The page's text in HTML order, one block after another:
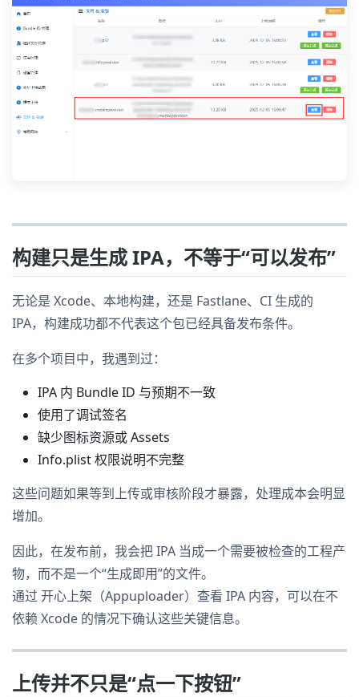
构建只是生成 IPA，不等于“可以发布”
无论是 Xcode、本地构建，还是 Fastlane、CI 生成的
IPA，构建成功都不代表这个包已经具备发布条件。
在多个项目中，我遇到过：
IPA 内 Bundle ID 与预期不一致
使用了调试签名
缺少图标资源或 Assets
Info.plist 权限说明不完整
这些问题如果等到上传或审核阶段才暴露，处理成本会明显
增加。
因此，在发布前，我会把 IPA 当成一个需要被检查的工程产
物，而不是一个“生成即用”的文件。
通过 开心上架（Appuploader）查看 IPA 内容，可以在不
依赖 Xcode 的情况下确认这些关键信息。
上传并不只是“点一下按钮”